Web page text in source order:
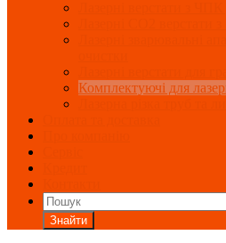
Комплектуючі для
Знайти